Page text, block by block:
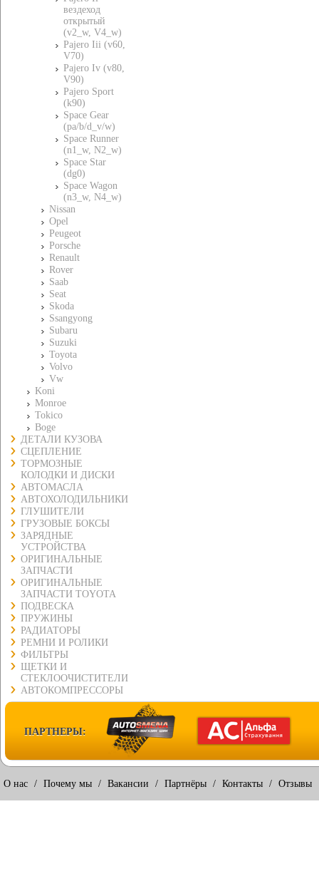
вездеход
открытый
(v2_w, V4_w)
Pajero Iii (v60,
V70)
Pajero Iv (v80,
V90)
Pajero Sport
(k90)
Space Gear
(pa/b/d_v/w)
Space Runner
(n1_w, N2_w)
Space Star
(dg0)
Space Wagon
(n3_w, N4_w)
Nissan
Opel
Peugeot
Porsche
Renault
Rover
Saab
Seat
Skoda
Ssangyong
Subaru
Suzuki
Toyota
Volvo
Vw
Koni
Monroe
Tokico
Boge
ДЕТАЛИ КУЗОВА
СЦЕПЛЕНИЕ
ТОРМОЗНЫЕ
КОЛОДКИ И ДИСКИ
АВТОМАСЛА
АВТОХОЛОДИЛЬНИКИ
ГЛУШИТЕЛИ
ГРУЗОВЫЕ БОКСЫ
ЗАРЯДНЫЕ
УСТРОЙСТВА
ОРИГИНАЛЬНЫЕ
ЗАПЧАСТИ
ОРИГИНАЛЬНЫЕ
ЗАПЧАСТИ TOYOTA
ПОДВЕСКА
ПРУЖИНЫ
РАДИАТОРЫ
РЕМНИ И РОЛИКИ
ФИЛЬТРЫ
ЩЕТКИ И
СТЕКЛООЧИСТИТЕЛИ
АВТОКОМПРЕССОРЫ
ПАРТНЕРЫ:
О нас / Почему мы / Вакансии / Партнёры / Контакты / Отзывы